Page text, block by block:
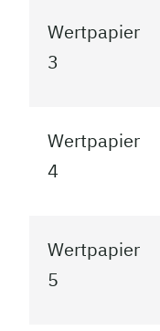
Wertpapier
3
Wertpapier
4
Wertpapier
5